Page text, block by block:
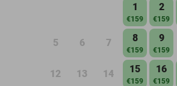
1
€159
2
€159
5 6 7 8
€159
9
€159
12 13 14 15
€159
16
€159